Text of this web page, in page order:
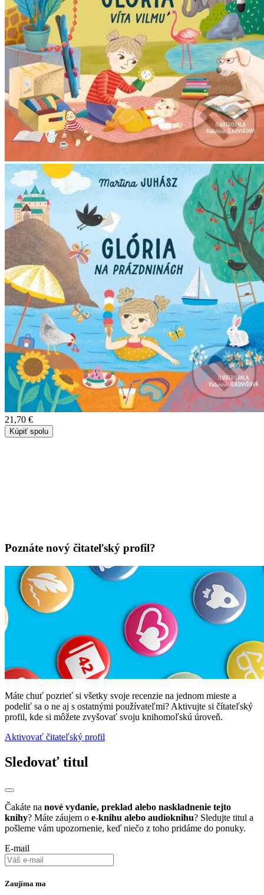
21,70 €
Kúpiť spolu
Poznáte nový čitateľský profil?
Máte chuť pozrieť si všetky svoje recenzie na jednom mieste a
podeliť sa o ne aj s ostatnými používateľmi? Aktivujte si čítateľský
profil, kde si môžete zvyšovať svoju knihomoľskú úroveň.
Aktivovať čitateľský profil
Sledovať titul
Čakáte na nové vydanie, preklad alebo naskladnenie tejto
knihy? Máte záujem o e-knihu alebo audioknihu? Sledujte titul a
pošleme vám upozornenie, keď niečo z toho pridáme do ponuky.
E-mail
Zaujíma ma